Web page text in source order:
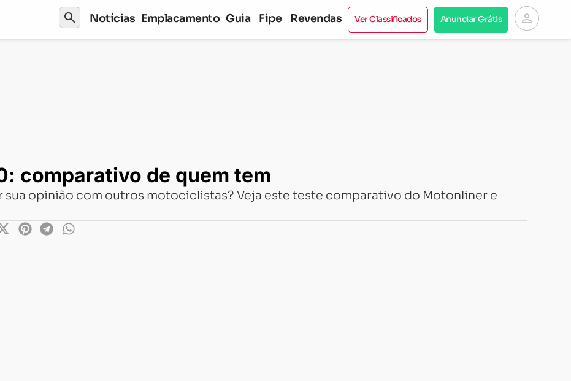
search Notícias Emplacamento Guia Fipe Revendas Ver Classificados Anunciar Grátis person
de quem tem
comparativo de quem tem
opinião com outros motociclistas? Veja este teste comparativo do Motonliner e